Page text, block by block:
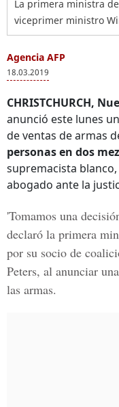
La primera ministra
viceprimer ministro
Agencia AFP
18.03.2019
CHRISTCHURCH,
anunció este lunes
de ventas de armas
personas en dos
supremacista
abogado ante la
'Tomamos una
declaró la primera
por su socio de
Peters, al anunciar
las armas.